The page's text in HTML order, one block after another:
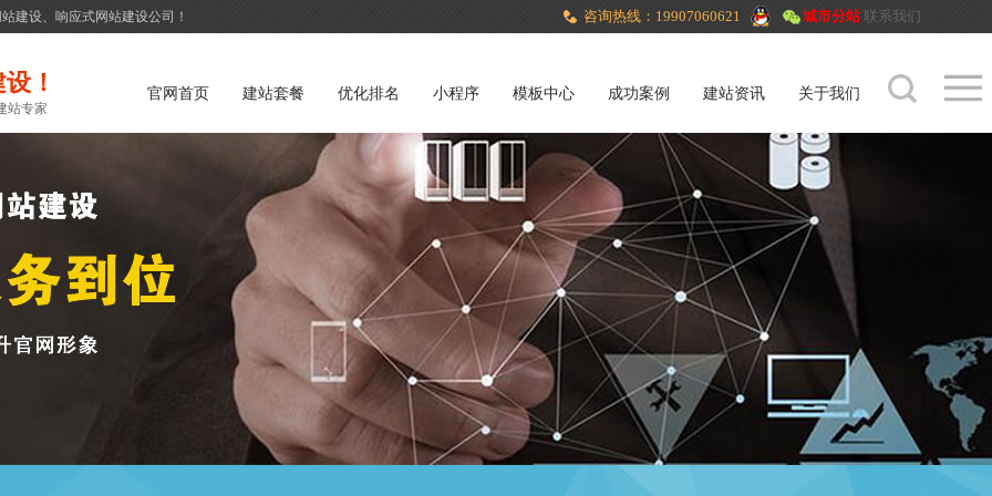
建设、响应式网站建设公司！ 咨询热线：19907060621 城市分站 联系我们
！
站专家
官网首页 建站套餐 优化排名 小程序 模板中心 成功案例 建站资讯 关于我们